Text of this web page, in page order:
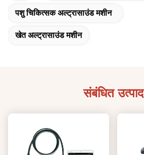
पशु चिकित्सक अल्ट्रासाउंड मशीन
खेत अल्ट्रासाउंड मशीन
संबंधित उत्पाद